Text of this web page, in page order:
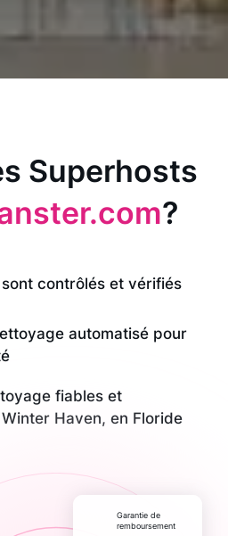
Superhosts
?
contrôlés et vérifiés
automatisé pour
fiables et
Haven, en Floride
Garantie de
remboursement